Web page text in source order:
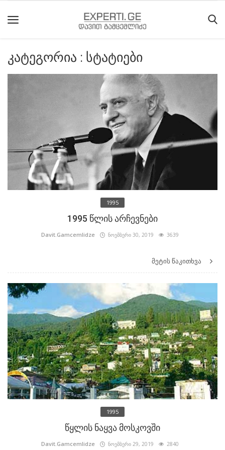
ეროვნული
მოძრაობის
ისტორია
კატეგორია : სტატიები
1995
1995 წლის არჩევნები
Davit.Gamcemlidze ნოემბერი 30, 2019 3639
მეტის წაკითხვა
1995
წყლის ნაყვა მოსკოვში
Davit.Gamcemlidze ნოემბერი 29, 2019 2840